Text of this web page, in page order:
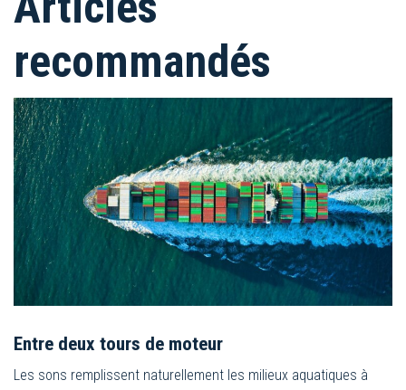
recommandés
Entre deux tours de moteur
Les sons remplissent naturellement les milieux aquatiques à